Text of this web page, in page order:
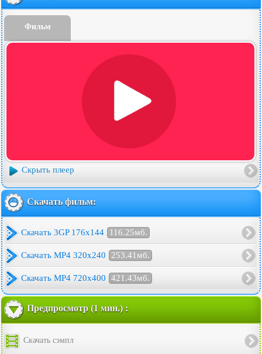
Фильм
Скрыть плеер
Скачать фильм:
Скачать 3GP 176x144 116.25мб.
Скачать MP4 320x240 253.41мб.
Скачать MP4 720x400 421.43мб.
Предпросмотр (1 мин.) :
Скачать сэмпл